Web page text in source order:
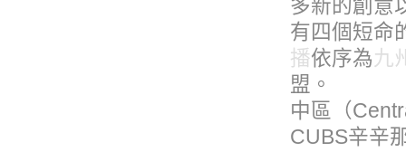
多新的創意
有四個短命
播依序為九
盟。
中區（
CUBS辛